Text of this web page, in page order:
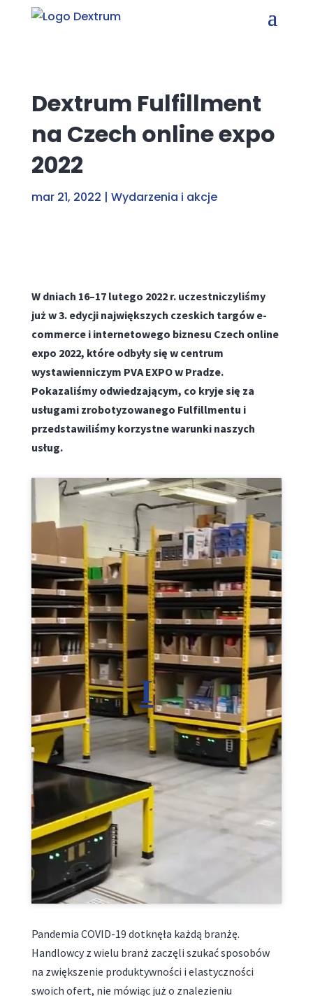
Dextrum Fulfillment
na Czech online expo
2022
mar 21, 2022 | Wydarzenia i akcje
W dniach 16–17 lutego 2022 r. uczestniczyliśmy
już w 3. edycji największych czeskich targów e-
commerce i internetowego biznesu Czech online
expo 2022, które odbyły się w centrum
wystawienniczym PVA EXPO w Pradze.
Pokazaliśmy odwiedzającym, co kryje się za
usługami zrobotyzowanego Fulfillmentu i
przedstawiliśmy korzystne warunki naszych
usług.
Kliknij, żeby zaakceptować marketing pliki
cookies i włączyć tę treść
Pandemia COVID-19 dotknęła każdą branżę.
Handlowcy z wielu branż zaczęli szukać sposobów
na zwiększenie produktywności i elastyczności
swoich ofert, nie mówiąc już o znalezieniu